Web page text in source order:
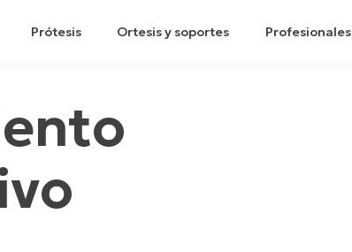
Prótesis Ortesis y soportes Profesionales